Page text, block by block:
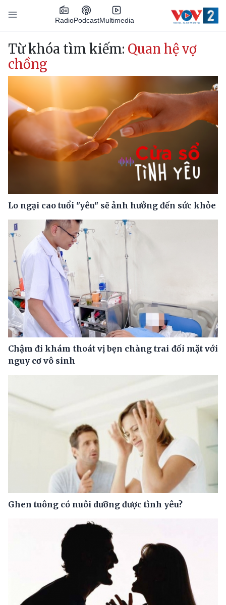
Nhảy đến nội dung
RadioPodcastMultimedia
Main navigation
Từ khóa tìm kiếm: Quan hệ vợ
chồng
Lo ngại cao tuổi "yêu" sẽ ảnh hưởng đến sức khỏe
Chậm đi khám thoát vị bẹn chàng trai đối mặt với
nguy cơ vô sinh
Ghen tuông có nuôi dưỡng được tình yêu?